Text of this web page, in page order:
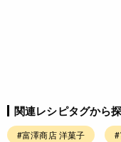
関連レシピタグから
#富澤商店 洋菓子